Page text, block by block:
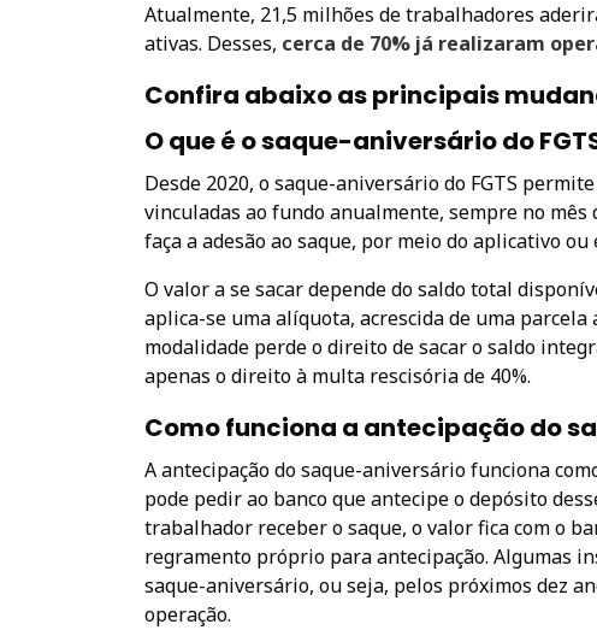
Atualmente, 21,5 milhões de trabalhadores
ativas. Desses, cerca de 70% já realizaram
Confira abaixo as principais
O que é o saque-aniversário do
Desde 2020, o saque-aniversário do FGTS
vinculadas ao fundo anualmente, sempre no
faça a adesão ao saque, por meio do aplicativo ou
O valor a se sacar depende do saldo total
aplica-se uma alíquota, acrescida de uma
modalidade perde o direito de sacar o saldo
apenas o direito à multa rescisória de 40%.
Como funciona a antecipação do
A antecipação do saque-aniversário funciona
pode pedir ao banco que antecipe o depósito
trabalhador receber o saque, o valor fica com o
regramento próprio para antecipação. Algumas
saque-aniversário, ou seja, pelos próximos dez
operação.